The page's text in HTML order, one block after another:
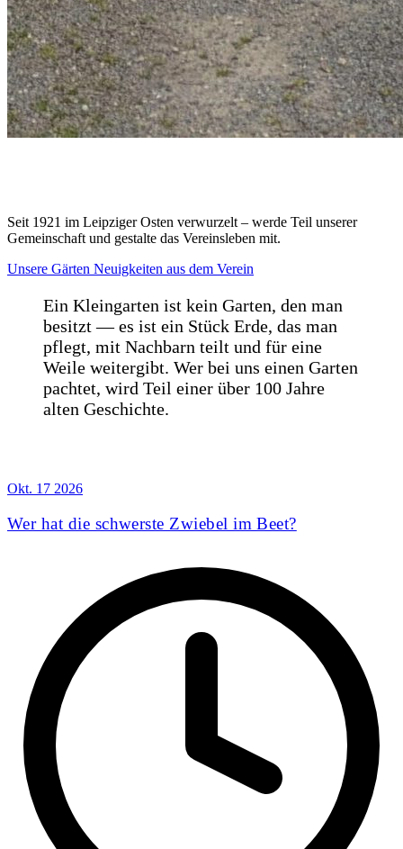
Seit 1921 im Leipziger Osten verwurzelt – werde Teil unserer
Gemeinschaft und gestalte das Vereinsleben mit.
Unsere Gärten Neuigkeiten aus dem Verein
Ein Kleingarten ist kein Garten, den man
besitzt — es ist ein Stück Erde, das man
pflegt, mit Nachbarn teilt und für eine
Weile weitergibt. Wer bei uns einen Garten
pachtet, wird Teil einer über 100 Jahre
alten Geschichte.
Okt. 17 2026
Wer hat die schwerste Zwiebel im Beet?